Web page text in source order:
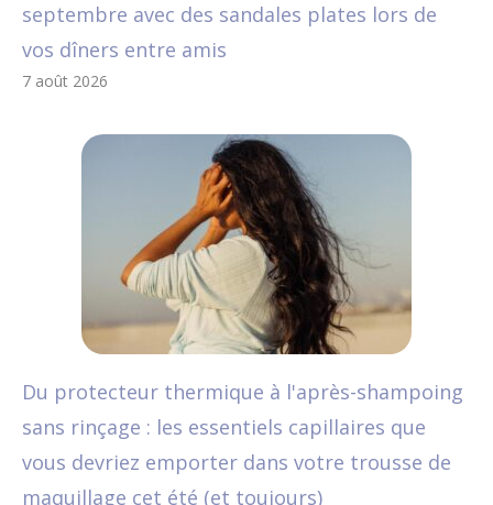
septembre avec des sandales plates lors de
vos dîners entre amis
7 août 2026
Du protecteur thermique à l'après-shampoing
sans rinçage : les essentiels capillaires que
vous devriez emporter dans votre trousse de
maquillage cet été (et toujours)